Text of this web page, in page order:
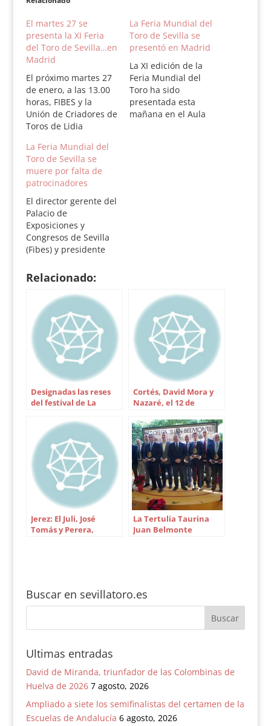
El martes 27 se
presenta la XI Feria
del Toro de Sevilla…en
Madrid
El próximo martes 27
de enero, a las 13.00
horas, FIBES y la
Unión de Criadores de
Toros de Lidia
Mundial del Toro en
Madrid. El acto se
desarrollará en el
Aula Cultural de Las
Ventas y contará con
la presencia del
presidente de la Feria
Mundial…
La Feria Mundial del
Toro de Sevilla se
presentó en Madrid
La XI edición de la
Feria Mundial del
Toro ha sido
presentada esta
mañana en el Aula
La Feria Mundial del
Toro de Sevilla se
muere por falta de
patrocinadores
El director gerente del
Palacio de
Exposiciones y
Congresos de Sevilla
(Fibes) y presidente
del Toro, Felipe Luis
Maestro, ha asumido
este martes que "no
puede hacer
milagros" y, por tanto,
no celebrará la Feria
Mundial del Toro en
2011 por falta de
financiación y
aunque…
Relacionado:
Designadas las reses
del festival de La
Cortés, David Mora y
Nazaré, el 12 de
Jerez: El Juli, José
Tomás y Perera,
La Tertulia Taurina
Juan Belmonte
Buscar en sevillatoro.es
Ultimas entradas
David de Miranda, triunfador de las Colombinas de
Huelva de 2026 7 agosto, 2026
Ampliado a siete los semifinalistas del certamen de la
Escuelas de Andalucía 6 agosto, 2026